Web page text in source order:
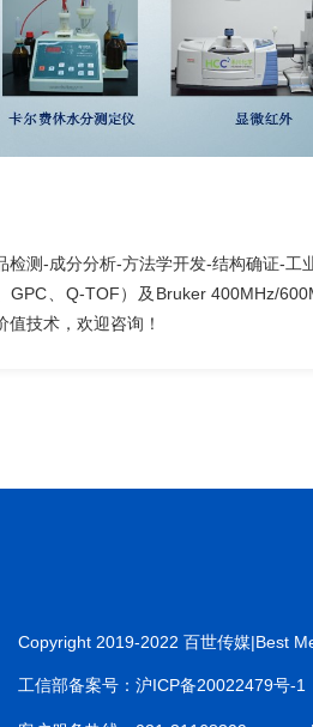
测-成分分析-方法学开发-结构确证-工
、Q-TOF）及Bruker 400MHz/
技术，欢迎咨询！
Copyright 2019-2022 百世传媒|Best
工信部备案号：沪ICP备20022479号-1